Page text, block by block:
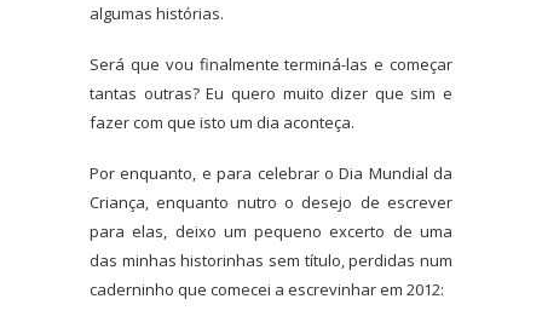
algumas histórias.
Será que vou finalmente terminá-las e começar
tantas outras? Eu quero muito dizer que sim e
fazer com que isto um dia aconteça.
Por enquanto, e para celebrar o Dia Mundial da
Criança, enquanto nutro o desejo de escrever
para elas, deixo um pequeno excerto de uma
das minhas historinhas sem título, perdidas num
caderninho que comecei a escrevinhar em 2012: